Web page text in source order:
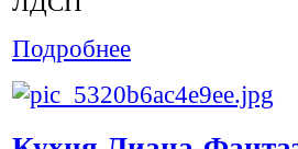
Подробнее